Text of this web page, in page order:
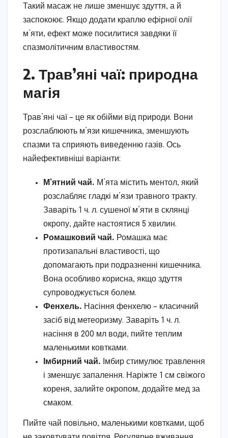
Такий масаж не лише зменшує здуття, а й
заспокоює. Якщо додати краплю ефірної олії
м’яти, ефект може посилитися завдяки її
спазмолітичним властивостям.
2. Трав’яні чаї: природна
магія
Трав’яні чаї – це як обійми від природи. Вони
розслаблюють м’язи кишечника, зменшують
спазми та сприяють виведенню газів. Ось
найефективніші варіанти:
М’ятний чай. М’ята містить ментол, який
розслабляє гладкі м’язи травного тракту.
Заваріть 1 ч. л. сушеної м’яти в склянці
окропу, дайте настоятися 5 хвилин.
Ромашковий чай. Ромашка має
протизапальні властивості, що
допомагають при подразненні кишечника.
Вона особливо корисна, якщо здуття
супроводжується болем.
Фенхель. Насіння фенхелю – класичний
засіб від метеоризму. Заваріть 1 ч. л.
насіння в 200 мл води, пийте теплим
маленькими ковтками.
Імбирний чай. Імбир стимулює травлення
і зменшує запалення. Наріжте 1 см свіжого
кореня, залийте окропом, додайте мед за
смаком.
Пийте чай повільно, маленькими ковтками, щоб